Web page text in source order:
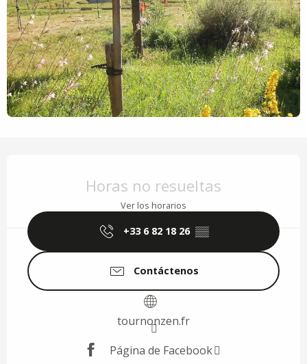
Horas no resueltas
Ver los horarios
+33 6 82 18 26 ▒▒
Contáctenos
tournonzen.fr
Página de Facebook